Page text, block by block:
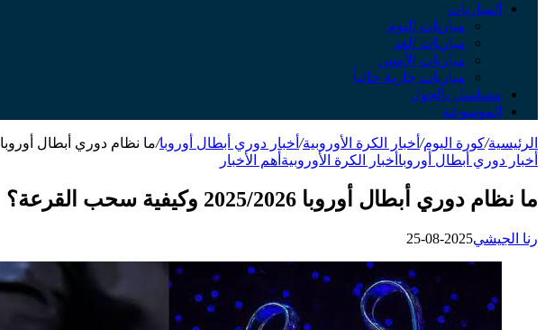
المباريات
مباريات اليوم
مباريات الغد
مباريات الأمس
مباريات جارية حالياً
مسلسل بالجول
الموسوعة
الرئيسية/كورة اليوم/ أخبار الكرة الأوروبية/ أخبار دوري أبطال أوروبا/ما نظام دوري أبطال أوروبا 2025/2026 وكيفية سحب القرعة؟
أخبار دوري أبطال أوروبا أخبار الكرة الأوروبية أهم الأخبار
ما نظام دوري أبطال أوروبا 2025/2026 وكيفية سحب القرعة؟
رنا الجيشي2025-08-25